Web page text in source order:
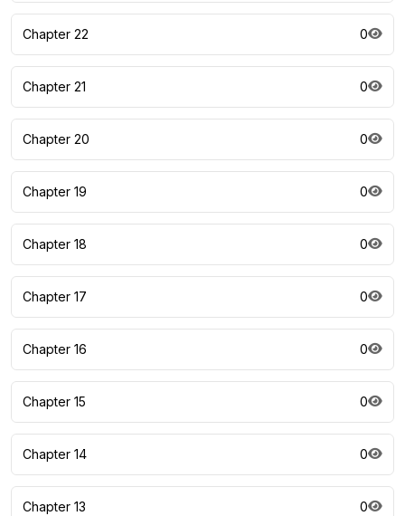
Chapter 22 0
Chapter 21 0
Chapter 20 0
Chapter 19 0
Chapter 18 0
Chapter 17 0
Chapter 16 0
Chapter 15 0
Chapter 14 0
Chapter 13 0